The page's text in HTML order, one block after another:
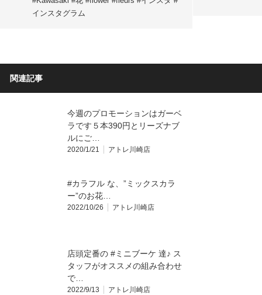
インスタグラム
関連記事
今週のプロモーションはガーベ
ラです５本390円とリーズナブ
ルにご…
2020/1/21 アトレ川崎店
#カラフル な、”ミックスカラ
ー”のお花…
2022/10/26 アトレ川崎店
店頭定番の #ミニブーケ 達♪ ス
タッフがオススメの組み合わせ
で…
2022/9/13 アトレ川崎店